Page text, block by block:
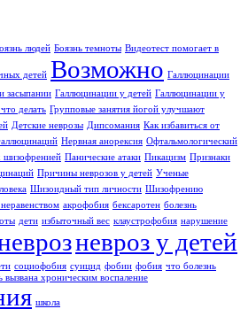
людей Боязнь темноты Видеотест помогает в
детей Возможно Галлюцинации
засыпании Галлюцинации у детей Галлюцинации у
делать Групповые занятия йогой улучшают
Детские неврозы Дипсомания Как избавиться от
Нервная анорексия Офтальмологический
шизофренией Панические атаки Пикацизм Признаки
Причины неврозов у детей Ученые
Шизоидный тип личности Шизофрению
акрофобия бексаротен болезнь
дети избыточный вес клаустрофобия нарушение
невроз у детей
социофобия суицид фобии фобия что болезнь
хроническим воспаление
школа